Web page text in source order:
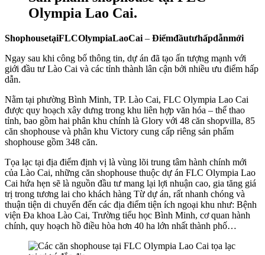
Olympia Lao Cai.
ShophousetạiFLCOlympiaLaoCai – Điểmđầutưhấpdẫnmới
Ngay sau khi công bố thông tin, dự án đã tạo ấn tượng mạnh với
giới đầu tư Lào Cai và các tỉnh thành lân cận bởi nhiều ưu điểm hấp
dẫn.
Nằm tại phường Bình Minh, TP. Lào Cai, FLC Olympia Lao Cai
được quy hoạch xây dưng trong khu liên hợp văn hóa – thể thao
tỉnh, bao gồm hai phân khu chính là Glory với 48 căn shopvilla, 85
căn shophouse và phân khu Victory cung cấp riêng sản phẩm
shophouse gồm 348 căn.
Tọa lạc tại địa điểm định vị là vùng lõi trung tâm hành chính mới
của Lào Cai, những căn shophouse thuộc dự án FLC Olympia Lao
Cai hứa hẹn sẽ là nguồn đầu tư mang lại lợi nhuận cao, gia tăng giá
trị trong tương lai cho khách hàng Từ dự án, rất nhanh chóng và
thuận tiện di chuyển đến các địa điểm tiện ích ngoại khu như: Bệnh
viện Đa khoa Lào Cai, Trường tiểu học Bình Minh, cơ quan hành
chính, quy hoạch hồ điều hòa hơn 40 ha lớn nhất thành phố…